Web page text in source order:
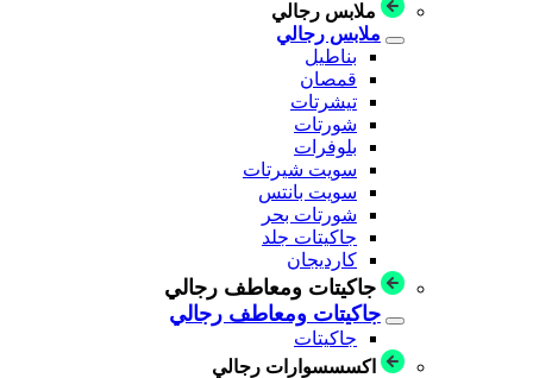
ملابس رجالي
ملابس رجالي
بناطيل
قمصان
تيشرتات
شورتات
بلوفرات
سويت شيرتات
سويت بانتس
شورتات بحر
جاكيتات جلد
كارديجان
جاكيتات ومعاطف رجالي
جاكيتات ومعاطف رجالي
جاكيتات
اكسسسوارات رجالي